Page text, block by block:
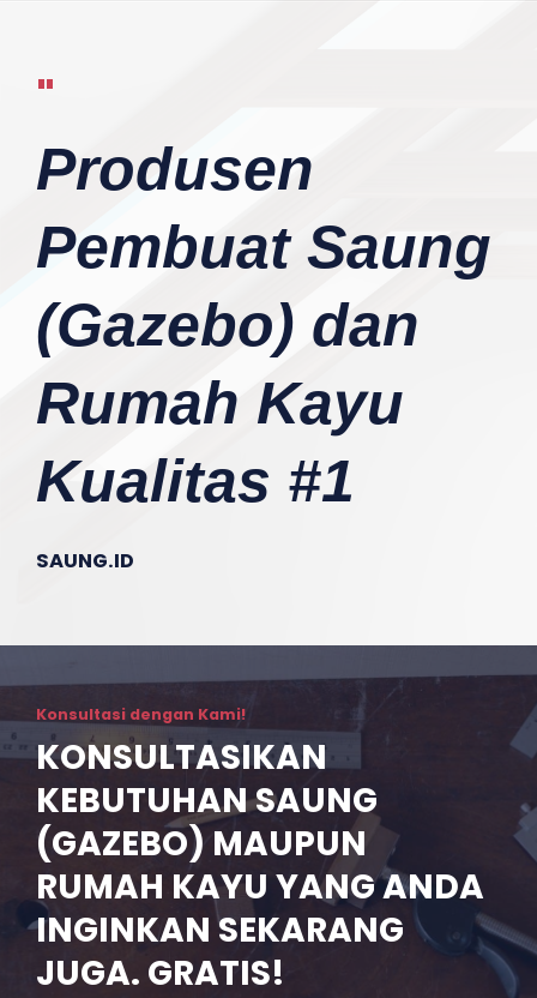
"
Produsen
Pembuat Saung
(Gazebo) dan
Rumah Kayu
Kualitas #1
SAUNG.ID
Konsultasi dengan Kami!
KONSULTASIKAN
KEBUTUHAN SAUNG
(GAZEBO) MAUPUN
RUMAH KAYU YANG ANDA
INGINKAN SEKARANG
JUGA. GRATIS!